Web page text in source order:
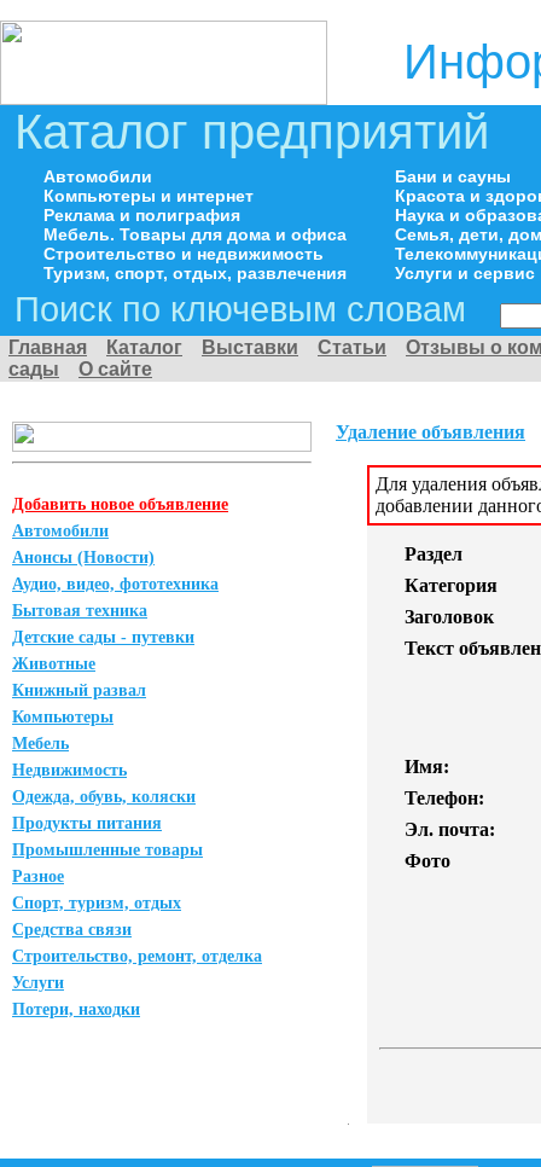
Каталог предприятий
Автомобили
Компьютеры и интернет
Реклама и полиграфия
Мебель. Товары для дома и офиса
Строительство и недвижимость
Туризм, спорт, отдых, развлечения
Бани и сауны
Красота и
Наука и
Семья, дети,
Услуги и сервис
Поиск по ключевым словам
Главная Каталог Выставки Статьи
Отзывы о
сады
О сайте
Добавить новое объявление
Автомобили
Анонсы (Новости)
Аудио, видео, фототехника
Бытовая техника
Детские сады - путевки
Животные
Книжный развал
Компьютеры
Мебель
Недвижимость
Одежда, обувь, коляски
Продукты питания
Промышленные товары
Разное
Спорт, туризм, отдых
Средства связи
Строительство, ремонт, отделка
Услуги
Потери, находки
Удаление объявления
Для удаления
добавлении
Раздел
Категория
Заголовок
Текст
Имя:
Телефон:
Эл. почта:
Фото